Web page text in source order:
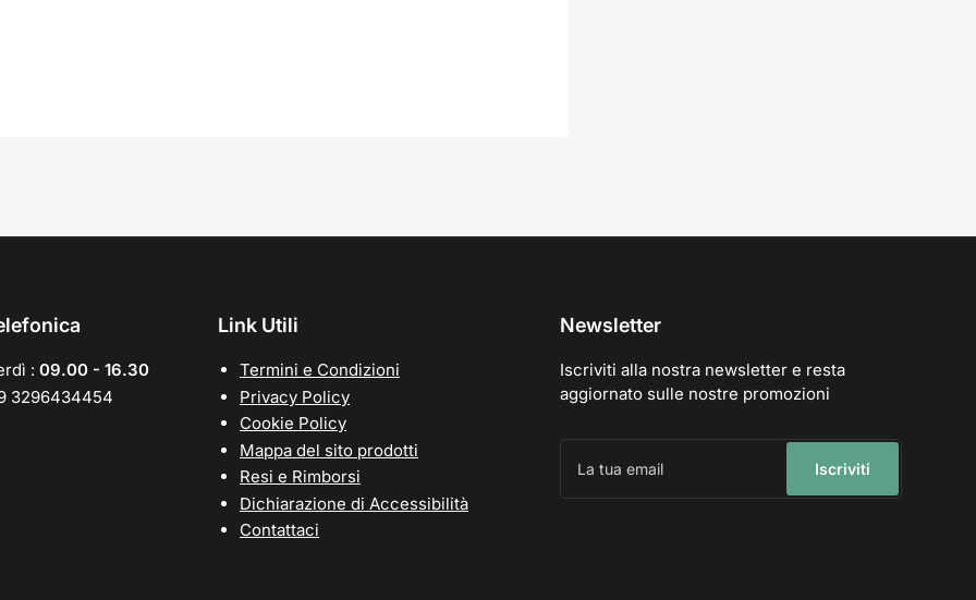
: 09.00 - 16.30
3296434454
Link Utili
Termini e Condizioni
Privacy Policy
Cookie Policy
Mappa del sito prodotti
Resi e Rimborsi
Dichiarazione di Accessibilità
Contattaci
Newsletter
Iscriviti alla nostra newsletter e resta
aggiornato sulle nostre promozioni
tua
Iscriviti